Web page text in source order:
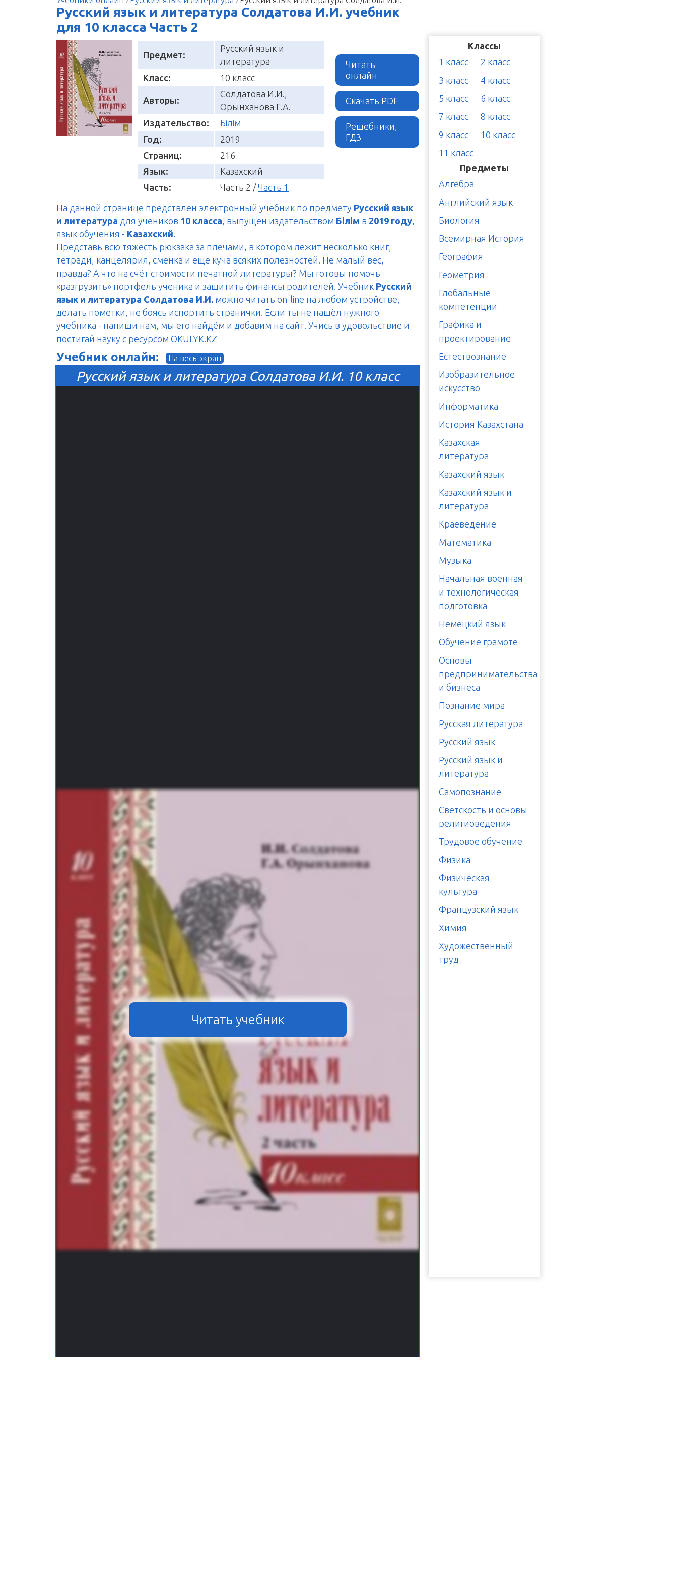
Русский язык и литература Солдатова И.И. учебник
для 10 класса Часть 2
Предмет:
Русский язык и
литература
Класс:
10 класс
Авторы:
Солдатова И.И.,
Орынханова Г.А.
Издательство:
Білім
Год:
2019
Страниц:
216
Язык:
Казахский
Часть:
Часть 2 /Часть 1
Читать
онлайн
Скачать PDF
Решебники,
ГДЗ
На данной странице предствлен электронный учебник по предмету Русский язык
и литература для учеников 10 класса , выпущен издательством Білім в 2019 году
язык обучения - Казахский
Представь всю тяжесть рюкзака за плечами, в котором лежит несколько книг,
тетради, канцелярия, сменка и еще куча всяких полезностей. Не малый вес,
правда? А что на счёт стоимости печатной литературы? Мы готовы помочь
«разгрузить» портфель ученика и защитить финансы родителей. Учебник Русский
язык и литература Солдатова И.И. можно читать on-line на любом устройстве,
делать пометки, не боясь испортить странички. Если ты не нашёл нужного
учебника - напиши нам, мы его найдём и добавим на сайт. Учись в удовольствие и
постигай науку с ресурсом OKULYK.KZ
Учебник онлайн: На весь экран
Русский язык и литература Солдатова И.И. 10 класс
Читать учебник
Классы
1 класс
2 класс
3 класс
4 класс
5 класс
6 класс
7 класс
8 класс
9 класс
10 класс
11 класс
Предметы
Алгебра
Английский язык
Биология
Всемирная История
География
Геометрия
Глобальные
компетенции
Графика и
проектирование
Естествознание
Изобразительное
искусство
Информатика
История Казахстана
Казахская
литература
Казахский язык
Казахский язык и
литература
Краеведение
Математика
Музыка
Начальная военная
и технологическая
подготовка
Немецкий язык
Обучение грамоте
Основы
предпринимательства
и бизнеса
Познание мира
Русская литература
Русский язык
Русский язык и
литература
Самопознание
Светскость и основы
религиоведения
Трудовое обучение
Физика
Физическая
культура
Французский язык
Химия
Художественный
труд